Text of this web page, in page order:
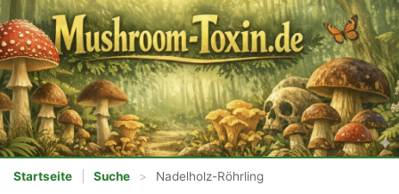
Startseite Suche > Nadelholz-Röhrling